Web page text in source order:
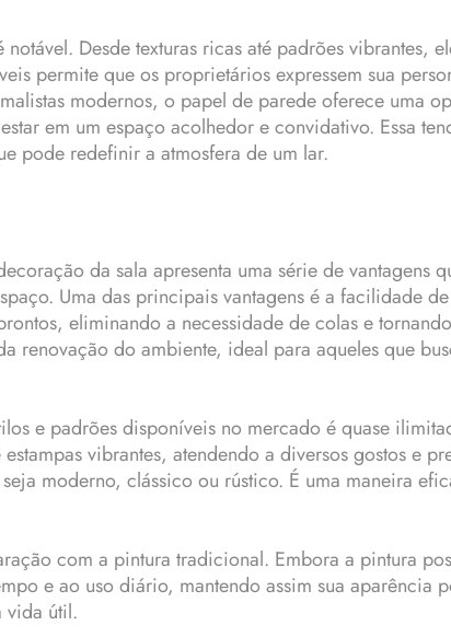
Desde texturas ricas até padrões vibrantes,
permite que os proprietários expressem sua
modernos, o papel de parede oferece uma
em um espaço acolhedor e convidativo. Essa
pode redefinir a atmosfera de um lar.
da sala apresenta uma série de vantagens
Uma das principais vantagens é a facilidade
eliminando a necessidade de colas e
renovação do ambiente, ideal para aqueles que
e padrões disponíveis no mercado é quase
vibrantes, atendendo a diversos gostos e
moderno, clássico ou rústico. É uma maneira
com a pintura tradicional. Embora a pintura
e ao uso diário, mantendo assim sua aparência
vida útil.